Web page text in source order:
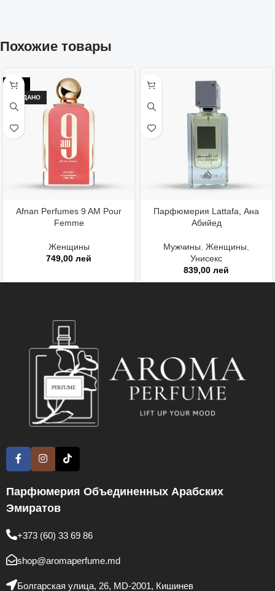
Похожие товары
-29%
ПРОДАНО
Afnan Perfumes 9 AM Pour
Femme
Женщины
749,00 лей
Парфюмерия Lattafa, Ана
Абийед
Мужчины Женщины
Унисекс
839,00 лей
Парфюмерия Объединенных Арабских
Эмиратов
+373 (60) 33 69 86
shop@aromaperfume.md
Болгарская улица, 26, MD-2001, Кишинев